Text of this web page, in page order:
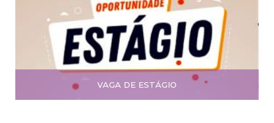
VAGA DE ESTÁGIO